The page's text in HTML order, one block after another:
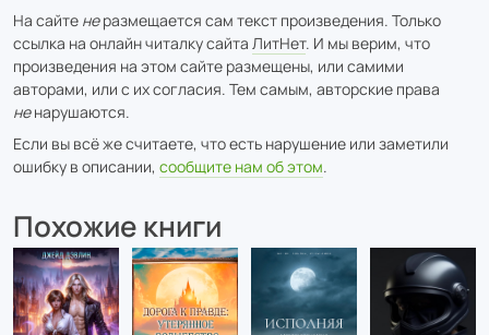
На сайте неразмещается сам текст произведения. Только
ссылка на онлайн читалку сайта ЛитНет. И мы верим, что
произведения на этом сайте размещены, или самими
авторами, или с их согласия. Тем самым, авторские права
ненарушаются.
Если вы всё же считаете, что есть нарушение или заметили
ошибку в описании, сообщите нам об этом.
Похожие книги